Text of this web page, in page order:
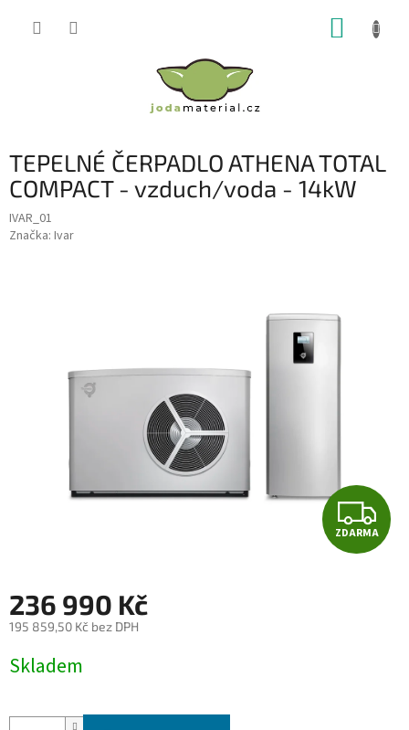
TEPELNÉ ČERPADLO ATHENA TOTAL
COMPACT - vzduch/voda - 14kW
IVAR_01
Značka: Ivar
Z
D
ZDARMA
236 990 Kč
195 859,50 Kč bez DPH
cena:
Skladem